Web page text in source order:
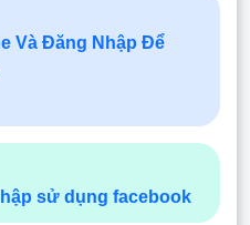
Và Đăng Nhập Để
sử dụng facebook